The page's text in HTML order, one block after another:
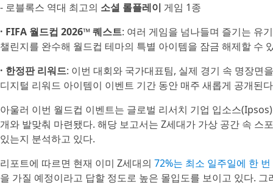
- 로블록스 역대 최고의 소셜 롤플레이 게임 1종
· FIFA 월드컵 2026™ 퀘스트: 여러 게임을 넘나들며 즐기는 유
챌린지를 완수해 월드컵 테마의 특별 아이템을 잠금 해제할 수
· 한정판 리워드: 이번 대회와 국가대표팀, 실제 경기 속 명장면
디지털 리워드 아이템이 이벤트 기간 동안 매주 새롭게 공개된
아울러 이번 월드컵 이벤트는 글로벌 리서치 기업 입소스
개와 발맞춰 마련됐다. 해당 보고서는 Z세대가 가상 공간 속
있는지 분석하고 있다.
리포트에 따르면 현재 이미 Z세대의 72%는 최소 일주일에 한
을 가질 예정이라고 답할 정도로 높은 몰입도를 보이고 있다.